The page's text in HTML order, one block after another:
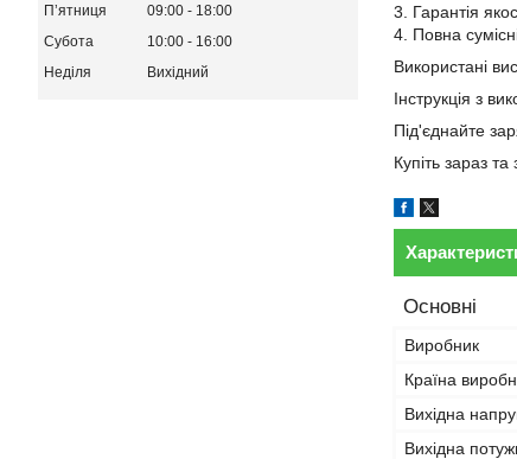
3. Гарантія
4. Повна
Використані
Інструкція з
Під'єднайте
Купіть зараз
Основні
Виробник
Країна
Вихідна
Вихідна
Пʼятниця
09:00
18:00
Субота
10:00
16:00
Неділя
Вихідний